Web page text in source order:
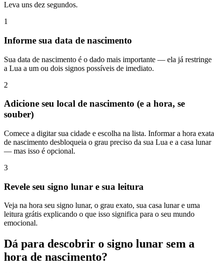
Leva uns dez segundos.
1
Informe sua data de nascimento
Sua data de nascimento é o dado mais importante — ela já restringe
a Lua a um ou dois signos possíveis de imediato.
2
Adicione seu local de nascimento (e a hora, se
souber)
Comece a digitar sua cidade e escolha na lista. Informar a hora exata
de nascimento desbloqueia o grau preciso da sua Lua e a casa lunar
— mas isso é opcional.
3
Revele seu signo lunar e sua leitura
Veja na hora seu signo lunar, o grau exato, sua casa lunar e uma
leitura grátis explicando o que isso significa para o seu mundo
emocional.
Dá para descobrir o signo lunar sem a
hora de nascimento?